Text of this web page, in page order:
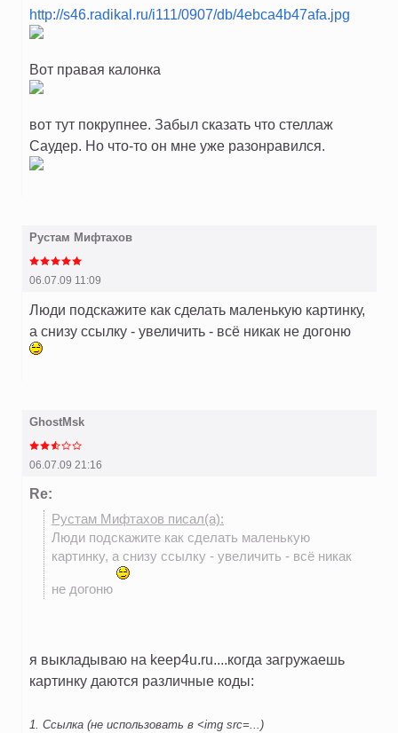
http://s46.radikal.ru/i111/0907/db/4ebca4b47afa.jpg
Вот правая калонка
вот тут покрупнее. Забыл сказать что стеллаж
Саудер. Но что-то он мне уже разонравился.
Рустам Мифтахов
06.07.09 11:09
Люди подскажите как сделать маленькую картинку,
а снизу ссылку - увеличить - всё никак не догоню
GhostMsk
06.07.09 21:16
Re:
Рустам Мифтахов писал(а):
Люди подскажите как сделать маленькую
картинку, а снизу ссылку - увеличить - всё никак
не догоню
я выкладываю на keep4u.ru....когда загружаешь
картинку даются различные коды:
1. Ссылка (не использовать в <img src=...)